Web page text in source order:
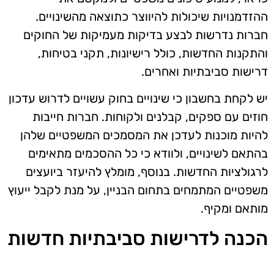
ההזדמנויות שיכולות להיווצר כתוצאה מהשינויים.
חברות נדרשות לבצע בדיקות מעמיקות של החוקים
והתקנות החדשות, כולל רישיונות, תקני בטיחות,
דרישות סביבתיות ואחרים.
יש לקחת בחשבון כי שינויים בחוק עשויים לדרוש עדכון
חוזים עם ספקים, קבלנים ולקוחות. חברות חייבות
להיות מוכנות לעדכן את המסמכים המשפטיים שלהן
בהתאם לשינויים, ולוודא כי כל ההסכמים מתאימים
לרגולציות החדשות. בנוסף, מומלץ להיעזר ביועצים
משפטיים המתמחים בתחום הבניין, על מנת לקבל ייעוץ
מותאם ומקיף.
הכנה לדרישות סביבתיות חדשות